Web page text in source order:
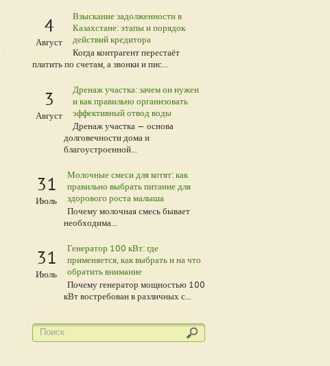
4
Август
Взыскание задолженности в
Казахстане: этапы и порядок
действий кредитора
Когда контрагент перестаёт
платить по счетам, а звонки и пис...
3
Август
Дренаж участка: зачем он нужен
и как правильно организовать
эффективный отвод воды
Дренаж участка — основа
долговечности дома и
благоустроенной...
31
Июль
Молочные смеси для котят: как
правильно выбрать питание для
здорового роста малыша
Почему молочная смесь бывает
необходима...
31
Июль
Генератор 100 кВт: где
применяется, как выбрать и на что
обратить внимание
Почему генератор мощностью 100
кВт востребован в различных с...